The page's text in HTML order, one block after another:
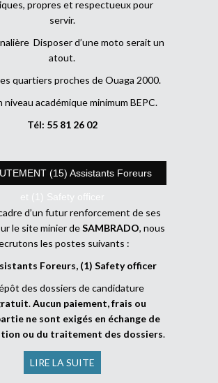
propres et respectueux pour
servir.
Disposer d’une moto serait un
atout.
quartiers proches de Ouaga 2000.
niveau académique minimum BEPC.
Tél: 55 81 26 02
(15) Assistants Foreurs
et (1) Safety officer
d’un futur renforcement de ses
le site minier deSAMBRADO, nous
les postes suivants :
Foreurs, (1) Safety officer
des dossiers de candidature
.Aucun paiement, frais ou
ne sont exigés en échange de
ou du traitement des dossiers.
LIRE LA SUITE